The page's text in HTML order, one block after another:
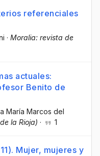
referenciales
· Moralia: revista de
actuales:
Benito de
María Marcos del
la Rioja) · 1
Mujer, mujeres y